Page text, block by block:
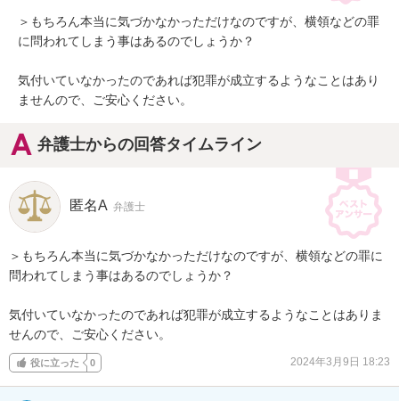
＞もちろん本当に気づかなかっただけなのですが、横領などの罪
に問われてしまう事はあるのでしょうか？
気付いていなかったのであれば犯罪が成立するようなことはあり
ませんので、ご安心ください。
弁護士からの回答タイムライン
匿名A 弁護士
＞もちろん本当に気づかなかっただけなのですが、横領などの罪に
問われてしまう事はあるのでしょうか？
気付いていなかったのであれば犯罪が成立するようなことはありま
せんので、ご安心ください。
役に立った 0 2024年3月9日 18:23